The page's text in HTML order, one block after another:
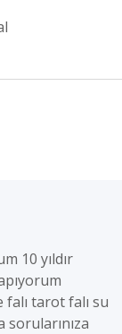
10 yıldır
tarot falı su
sorularınıza